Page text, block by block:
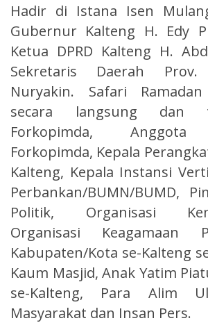
Hadir di Istana Isen
Gubernur Kalteng H. Edy
Ketua DPRD Kalteng H.
Sekretaris Daerah
Nuryakin. Safari
secara langsung dan
Forkopimda, Anggota
Forkopimda, Kepala
Kalteng, Kepala Instansi
Perbankan/BUMN/BUMD,
Politik, Organisasi
Organisasi Keagamaan
Kabupaten/Kota se-Kalteng
Kaum Masjid, Anak Yatim
se-Kalteng, Para Alim
Masyarakat dan Insan Pers.